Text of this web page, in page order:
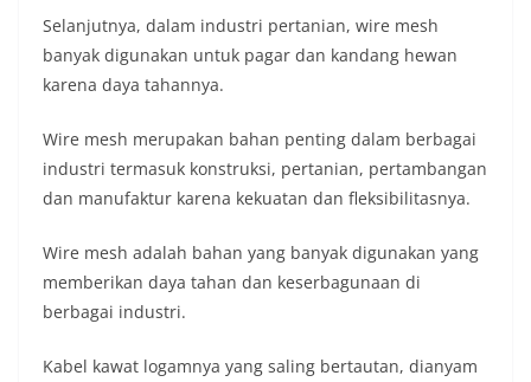
Selanjutnya, dalam industri pertanian, wire mesh
banyak digunakan untuk pagar dan kandang hewan
karena daya tahannya.
Wire mesh merupakan bahan penting dalam berbagai
industri termasuk konstruksi, pertanian, pertambangan
dan manufaktur karena kekuatan dan fleksibilitasnya.
Wire mesh adalah bahan yang banyak digunakan yang
memberikan daya tahan dan keserbagunaan di
berbagai industri.
Kabel kawat logamnya yang saling bertautan, dianyam